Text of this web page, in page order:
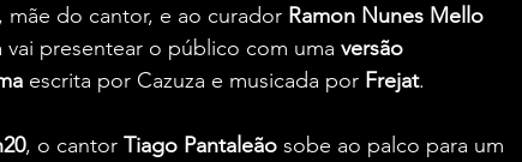
, mãe do cantor, e ao curador Ramon Nunes Mello
presentear o público com uma versão
escrita por Cazuza e musicada por Frejat.
, o cantor Tiago Pantaleão sobe ao palco para um